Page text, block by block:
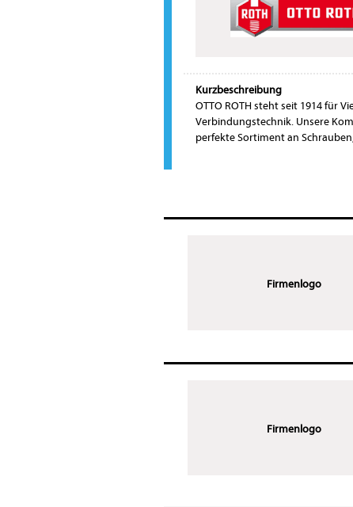
Kurzbeschreibung
OTTO ROTH steht seit 1914 für
Verbindungstechnik. Unsere
perfekte Sortiment an
Firmenlogo
Firmenlogo